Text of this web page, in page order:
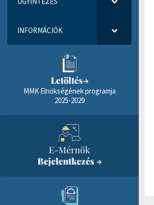
INFORMÁCIÓK
Letöltés→
MMK Elnökségének programja
2025-2029
E-Mérnök
Bejelentkezés →